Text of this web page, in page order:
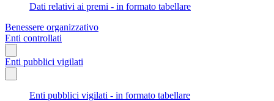
Dati relativi ai premi - in formato tabellare
Benessere organizzativo
Enti controllati
Enti pubblici vigilati
Enti pubblici vigilati - in formato tabellare